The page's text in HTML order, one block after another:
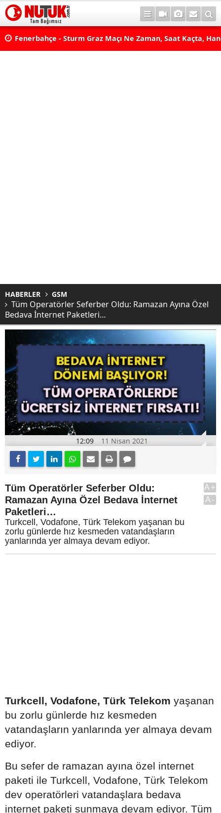
Fenerbahçe - Sturm Graz Maçı Ne Zaman, Saat Kaçta,
HABERLER GSM
Tüm Operatörler Seferber Oldu: Ramazan Ayına Özel
Bedava İnternet Paketleri…
12:09 11 Nisan 2021
Tüm Operatörler Seferber Oldu:
Ramazan Ayına Özel Bedava İnternet
Paketleri…
Turkcell, Vodafone, Türk Telekom yaşanan bu
zorlu günlerde hız kesmeden vatandaşların
yanlarında yer almaya devam ediyor.
A+
A-
Turkcell, Vodafone, Türk Telekom yaşanan
bu zorlu günlerde hız kesmeden
vatandaşların yanlarında yer almaya devam
ediyor.
Bu sefer de ramazan ayına özel internet
paketi ile Turkcell, Vodafone, Türk Telekom
dev operatörleri vatandaşlara bedava
internet paketi sunmaya devam ediyor. Tüm